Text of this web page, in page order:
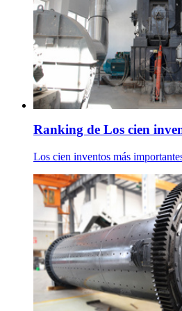
Ranking de Los cien
Los cien inventos más